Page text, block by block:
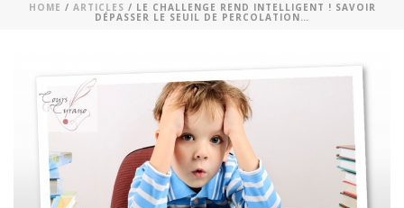
HOME / ARTICLES / LE CHALLENGE REND INTELLIGENT ! SAVOIR
DÉPASSER LE SEUIL DE PERCOLATION…